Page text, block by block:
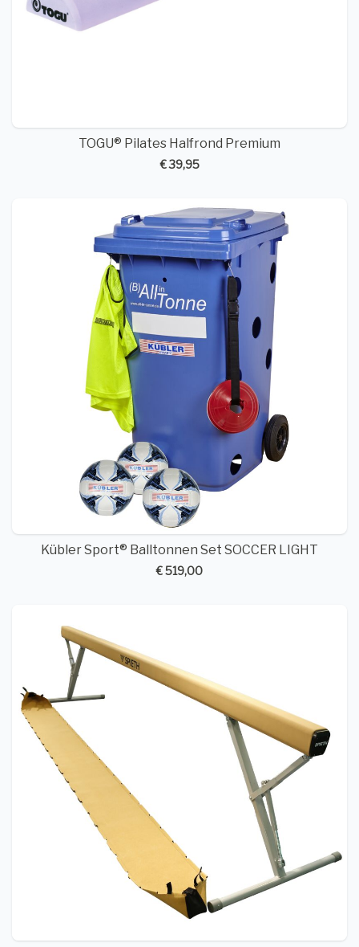
TOGU® Pilates Halfrond Premium
€ 39,95
Kübler Sport® Balltonnen Set SOCCER LIGHT
€ 519,00